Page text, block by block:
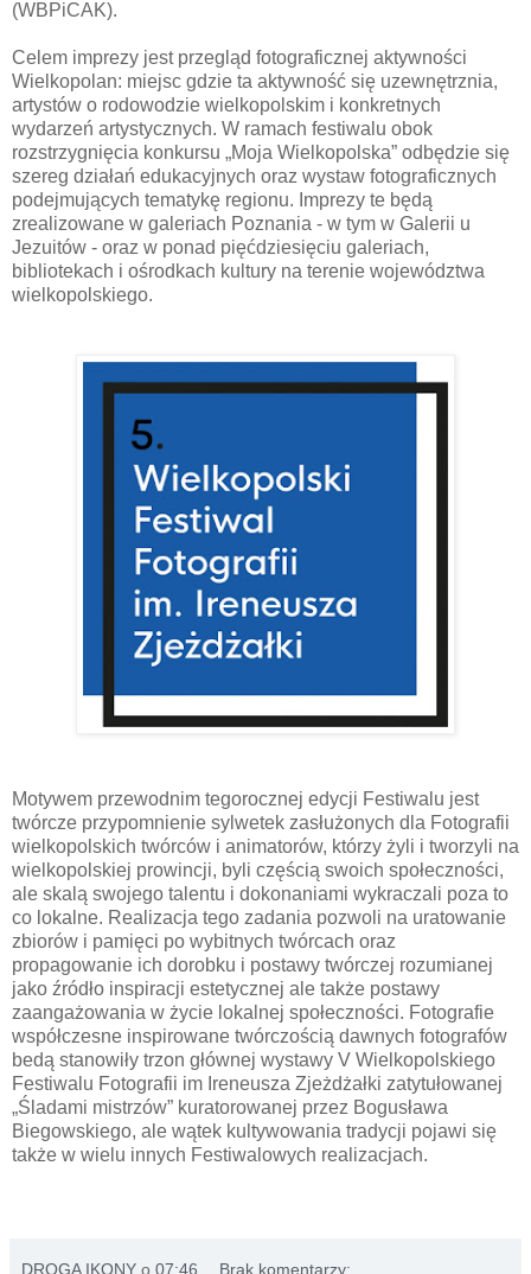
(WBPiCAK).
Celem imprezy jest przegląd fotograficznej aktywności
Wielkopolan: miejsc gdzie ta aktywność się uzewnętrznia,
artystów o rodowodzie wielkopolskim i konkretnych
wydarzeń artystycznych. W ramach festiwalu obok
rozstrzygnięcia konkursu „Moja Wielkopolska” odbędzie się
szereg działań edukacyjnych oraz wystaw fotograficznych
podejmujących tematykę regionu. Imprezy te będą
zrealizowane w galeriach Poznania - w tym w Galerii u
Jezuitów - oraz w ponad pięćdziesięciu galeriach,
bibliotekach i ośrodkach kultury na terenie województwa
wielkopolskiego.
Motywem przewodnim tegorocznej edycji Festiwalu jest
twórcze przypomnienie sylwetek zasłużonych dla Fotografii
wielkopolskich twórców i animatorów, którzy żyli i tworzyli na
wielkopolskiej prowincji, byli częścią swoich społeczności,
ale skalą swojego talentu i dokonaniami wykraczali poza to
co lokalne. Realizacja tego zadania pozwoli na uratowanie
zbiorów i pamięci po wybitnych twórcach oraz
propagowanie ich dorobku i postawy twórczej rozumianej
jako źródło inspiracji estetycznej ale także postawy
zaangażowania w życie lokalnej społeczności. Fotografie
współczesne inspirowane twórczością dawnych fotografów
bedą stanowiły trzon głównej wystawy V Wielkopolskiego
Festiwalu Fotografii im Ireneusza Zjeżdżałki zatytułowanej
„Śladami mistrzów” kuratorowanej przez Bogusława
Biegowskiego, ale wątek kultywowania tradycji pojawi się
także w wielu innych Festiwalowych realizacjach.
DROGA IKONY o 07:46 Brak komentarzy: